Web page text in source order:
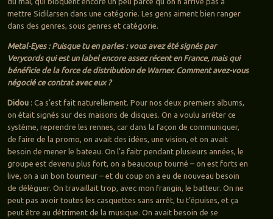
mettre Sidilarsen dans une catégorie. Les gens aiment bien ranger
dans des genres, sous genres et catégorie.
Metal-Eyes : Puisque tu en parles : vous avez été signés par
Verycords qui est un label encore assez récent en France, mais qui
bénéficie de la force de distribution de Warner. Comment avez-vous
négocié ce contrat avec eux ?
Didou : Ca s’est fait naturellement. Pour nos deux premiers albums,
on était signés sur des maisons de disques. On a voulu arrêter ce
système, reprendre les rennes, car dans la façon de communiquer,
de faire de la promo, on avait des idées, une vision, et on avait
besoin de mener le bateau. On l’a faitr pendant plusieurs années, le
groupe est devenu plus fort, on a beaucoup tourné – on est forts en
live, on a un bon tourneur – et du coup on a eu de nouveau besoin
de déléguer. On travaillait trop, avec mon frangin, le batteur. On ne
peut pas avoir toutes les casquettes sans arrêt, tu t’épuises, et ça
peut être au détriment de la musique. On avait besoin de se